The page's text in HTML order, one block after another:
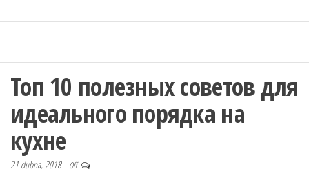
Топ 10 полезных советов для
идеального порядка на
кухне
21 dubna, 2018 Off